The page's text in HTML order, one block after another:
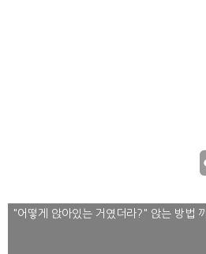
"어떻게 앉아있는 거였더라?" 앉는 방법